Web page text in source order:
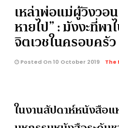
เหล่าพ่อแม่ผู้วิงวอ
หายไป” : มังงะที่พา
จิตเวชในครอบครัว
Posted On 10 October 2019 The
ในงานสัปดาห์หนังสือแ